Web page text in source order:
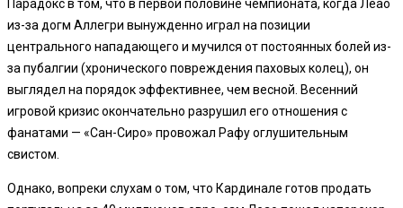
Парадокс в том, что в первой половине чемпионата, когда Леао
из-за догм Аллегри вынужденно играл на позиции
центрального нападающего и мучился от постоянных болей из-
за пубалгии (хронического повреждения паховых колец), он
выглядел на порядок эффективнее, чем весной. Весенний
игровой кризис окончательно разрушил его отношения с
фанатами — «Сан-Сиро» провожал Рафу оглушительным
свистом.
Однако, вопреки слухам о том, что Кардинале готов продать